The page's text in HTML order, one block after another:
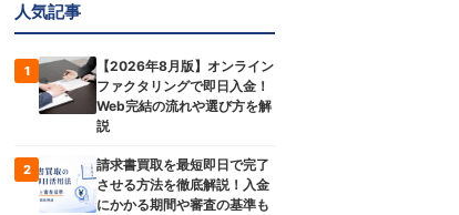
人気記事
1
【2026年8月版】オンライン
ファクタリングで即日入金！
Web完結の流れや選び方を解
説
2
請求書買取を最短即日で完了
させる方法を徹底解説！入金
にかかる期間や審査の基準も